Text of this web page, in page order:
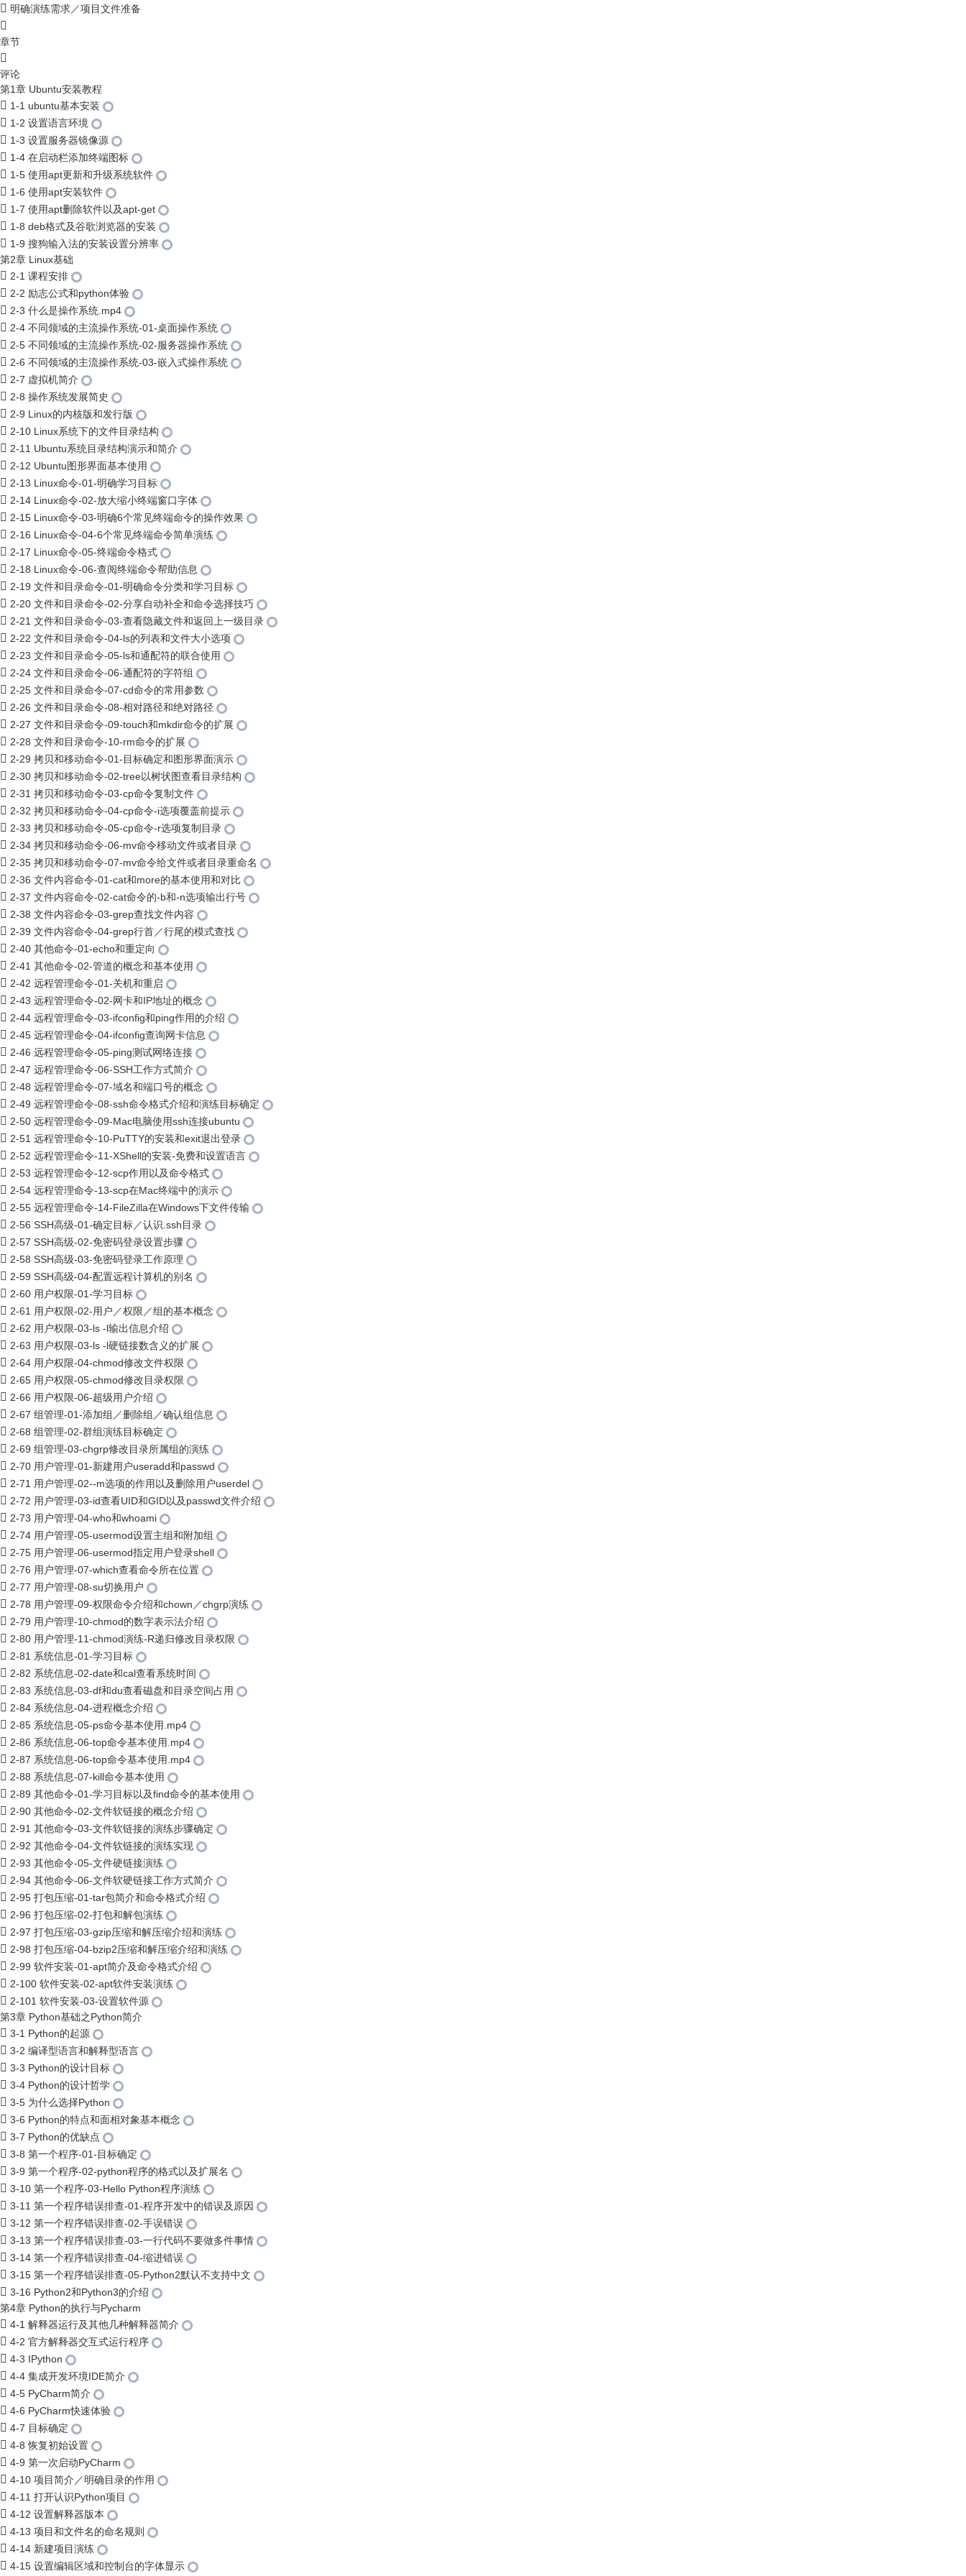
明确演练需求／项目文件准备
章节
评论
第1章 Ubuntu安装教程
1-1 ubuntu基本安装
1-2 设置语言环境
1-3 设置服务器镜像源
1-4 在启动栏添加终端图标
1-5 使用apt更新和升级系统软件
1-6 使用apt安装软件
1-7 使用apt删除软件以及apt-get
1-8 deb格式及谷歌浏览器的安装
1-9 搜狗输入法的安装设置分辨率
第2章 Linux基础
2-1 课程安排
2-2 励志公式和python体验
2-3 什么是操作系统.mp4
2-4 不同领域的主流操作系统-01-桌面操作系统
2-5 不同领域的主流操作系统-02-服务器操作系统
2-6 不同领域的主流操作系统-03-嵌入式操作系统
2-7 虚拟机简介
2-8 操作系统发展简史
2-9 Linux的内核版和发行版
2-10 Linux系统下的文件目录结构
2-11 Ubuntu系统目录结构演示和简介
2-12 Ubuntu图形界面基本使用
2-13 Linux命令-01-明确学习目标
2-14 Linux命令-02-放大缩小终端窗口字体
2-15 Linux命令-03-明确6个常见终端命令的操作效果
2-16 Linux命令-04-6个常见终端命令简单演练
2-17 Linux命令-05-终端命令格式
2-18 Linux命令-06-查阅终端命令帮助信息
2-19 文件和目录命令-01-明确命令分类和学习目标
2-20 文件和目录命令-02-分享自动补全和命令选择技巧
2-21 文件和目录命令-03-查看隐藏文件和返回上一级目录
2-22 文件和目录命令-04-ls的列表和文件大小选项
2-23 文件和目录命令-05-ls和通配符的联合使用
2-24 文件和目录命令-06-通配符的字符组
2-25 文件和目录命令-07-cd命令的常用参数
2-26 文件和目录命令-08-相对路径和绝对路径
2-27 文件和目录命令-09-touch和mkdir命令的扩展
2-28 文件和目录命令-10-rm命令的扩展
2-29 拷贝和移动命令-01-目标确定和图形界面演示
2-30 拷贝和移动命令-02-tree以树状图查看目录结构
2-31 拷贝和移动命令-03-cp命令复制文件
2-32 拷贝和移动命令-04-cp命令-i选项覆盖前提示
2-33 拷贝和移动命令-05-cp命令-r选项复制目录
2-34 拷贝和移动命令-06-mv命令移动文件或者目录
2-35 拷贝和移动命令-07-mv命令给文件或者目录重命名
2-36 文件内容命令-01-cat和more的基本使用和对比
2-37 文件内容命令-02-cat命令的-b和-n选项输出行号
2-38 文件内容命令-03-grep查找文件内容
2-39 文件内容命令-04-grep行首／行尾的模式查找
2-40 其他命令-01-echo和重定向
2-41 其他命令-02-管道的概念和基本使用
2-42 远程管理命令-01-关机和重启
2-43 远程管理命令-02-网卡和IP地址的概念
2-44 远程管理命令-03-ifconfig和ping作用的介绍
2-45 远程管理命令-04-ifconfig查询网卡信息
2-46 远程管理命令-05-ping测试网络连接
2-47 远程管理命令-06-SSH工作方式简介
2-48 远程管理命令-07-域名和端口号的概念
2-49 远程管理命令-08-ssh命令格式介绍和演练目标确定
2-50 远程管理命令-09-Mac电脑使用ssh连接ubuntu
2-51 远程管理命令-10-PuTTY的安装和exit退出登录
2-52 远程管理命令-11-XShell的安装-免费和设置语言
2-53 远程管理命令-12-scp作用以及命令格式
2-54 远程管理命令-13-scp在Mac终端中的演示
2-55 远程管理命令-14-FileZilla在Windows下文件传输
2-56 SSH高级-01-确定目标／认识.ssh目录
2-57 SSH高级-02-免密码登录设置步骤
2-58 SSH高级-03-免密码登录工作原理
2-59 SSH高级-04-配置远程计算机的别名
2-60 用户权限-01-学习目标
2-61 用户权限-02-用户／权限／组的基本概念
2-62 用户权限-03-ls -l输出信息介绍
2-63 用户权限-03-ls -l硬链接数含义的扩展
2-64 用户权限-04-chmod修改文件权限
2-65 用户权限-05-chmod修改目录权限
2-66 用户权限-06-超级用户介绍
2-67 组管理-01-添加组／删除组／确认组信息
2-68 组管理-02-群组演练目标确定
2-69 组管理-03-chgrp修改目录所属组的演练
2-70 用户管理-01-新建用户useradd和passwd
2-71 用户管理-02--m选项的作用以及删除用户userdel
2-72 用户管理-03-id查看UID和GID以及passwd文件介绍
2-73 用户管理-04-who和whoami
2-74 用户管理-05-usermod设置主组和附加组
2-75 用户管理-06-usermod指定用户登录shell
2-76 用户管理-07-which查看命令所在位置
2-77 用户管理-08-su切换用户
2-78 用户管理-09-权限命令介绍和chown／chgrp演练
2-79 用户管理-10-chmod的数字表示法介绍
2-80 用户管理-11-chmod演练-R递归修改目录权限
2-81 系统信息-01-学习目标
2-82 系统信息-02-date和cal查看系统时间
2-83 系统信息-03-df和du查看磁盘和目录空间占用
2-84 系统信息-04-进程概念介绍
2-85 系统信息-05-ps命令基本使用.mp4
2-86 系统信息-06-top命令基本使用.mp4
2-87 系统信息-06-top命令基本使用.mp4
2-88 系统信息-07-kill命令基本使用
2-89 其他命令-01-学习目标以及find命令的基本使用
2-90 其他命令-02-文件软链接的概念介绍
2-91 其他命令-03-文件软链接的演练步骤确定
2-92 其他命令-04-文件软链接的演练实现
2-93 其他命令-05-文件硬链接演练
2-94 其他命令-06-文件软硬链接工作方式简介
2-95 打包压缩-01-tar包简介和命令格式介绍
2-96 打包压缩-02-打包和解包演练
2-97 打包压缩-03-gzip压缩和解压缩介绍和演练
2-98 打包压缩-04-bzip2压缩和解压缩介绍和演练
2-99 软件安装-01-apt简介及命令格式介绍
2-100 软件安装-02-apt软件安装演练
2-101 软件安装-03-设置软件源
第3章 Python基础之Python简介
3-1 Python的起源
3-2 编译型语言和解释型语言
3-3 Python的设计目标
3-4 Python的设计哲学
3-5 为什么选择Python
3-6 Python的特点和面相对象基本概念
3-7 Python的优缺点
3-8 第一个程序-01-目标确定
3-9 第一个程序-02-python程序的格式以及扩展名
3-10 第一个程序-03-Hello Python程序演练
3-11 第一个程序错误排查-01-程序开发中的错误及原因
3-12 第一个程序错误排查-02-手误错误
3-13 第一个程序错误排查-03-一行代码不要做多件事情
3-14 第一个程序错误排查-04-缩进错误
3-15 第一个程序错误排查-05-Python2默认不支持中文
3-16 Python2和Python3的介绍
第4章 Python的执行与Pycharm
4-1 解释器运行及其他几种解释器简介
4-2 官方解释器交互式运行程序
4-3 IPython
4-4 集成开发环境IDE简介
4-5 PyCharm简介
4-6 PyCharm快速体验
4-7 目标确定
4-8 恢复初始设置
4-9 第一次启动PyCharm
4-10 项目简介／明确目录的作用
4-11 打开认识Python项目
4-12 设置解释器版本
4-13 项目和文件名的命名规则
4-14 新建项目演练
4-15 设置编辑区域和控制台的字体显示